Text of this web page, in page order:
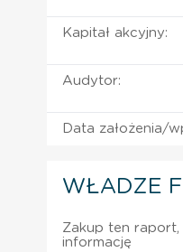
Kapitał akcyjny:
Audytor:
Data założenia/
WŁADZE
Zakup ten
informację